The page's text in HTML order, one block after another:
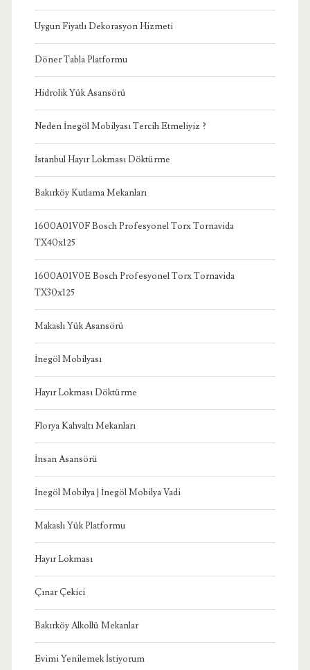
Uygun Fiyatlı Dekorasyon Hizmeti
Döner Tabla Platformu
Hidrolik Yük Asansörü
Neden İnegöl Mobilyası Tercih Etmeliyiz ?
İstanbul Hayır Lokması Döktürme
Bakırköy Kutlama Mekanları
1600A01V0F Bosch Profesyonel Torx Tornavida
TX40x125
1600A01V0E Bosch Profesyonel Torx Tornavida
TX30x125
Makaslı Yük Asansörü
İnegöl Mobilyası
Hayır Lokması Döktürme
Florya Kahvaltı Mekanları
İnsan Asansörü
İnegöl Mobilya | İnegöl Mobilya Vadi
Makaslı Yük Platformu
Hayır Lokması
Çınar Çekici
Bakırköy Alkollü Mekanlar
Evimi Yenilemek İstiyorum